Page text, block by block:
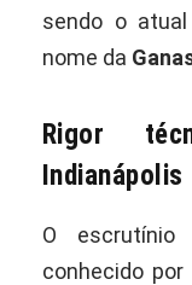
sendo o
nome da
Rigor
Indianápolis
O
conhecido